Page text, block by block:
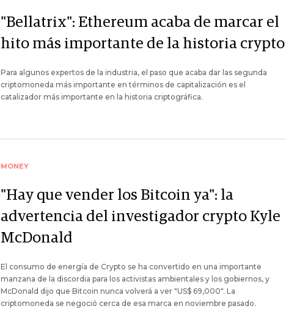
"Bellatrix": Ethereum acaba de marcar el
hito más importante de la historia crypto
Para algunos expertos de la industria, el paso que acaba dar las segunda
criptomoneda más importante en términos de capitalización es el
catalizador más importante en la historia criptográfica.
MONEY
"Hay que vender los Bitcoin ya": la
advertencia del investigador crypto Kyle
McDonald
El consumo de energía de Crypto se ha convertido en una importante
manzana de la discordia para los activistas ambientales y los gobiernos, y
McDonald dijo que Bitcoin nunca volverá a ver "US$ 69,000". La
criptomoneda se negoció cerca de esa marca en noviembre pasado.